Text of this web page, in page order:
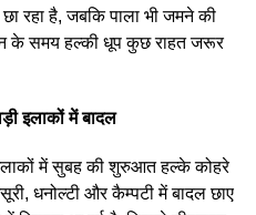
रहा है, जबकि पाला भी जमने की
के समय हल्की धूप कुछ राहत जरूर
इलाकों में बादल
में सुबह की शुरुआत हल्के कोहरे
धनोल्टी और कैम्पटी में बादल छाए